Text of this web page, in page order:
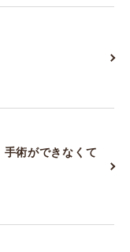
術ができなくて